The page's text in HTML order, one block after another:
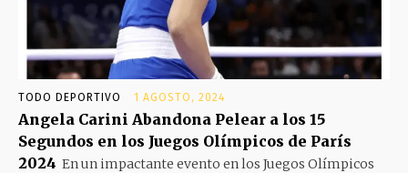
TODO DEPORTIVO 1 AGOSTO, 2024
Angela Carini Abandona Pelear a los 15
Segundos en los Juegos Olímpicos de París
2024 En un impactante evento en los Juegos Olímpicos